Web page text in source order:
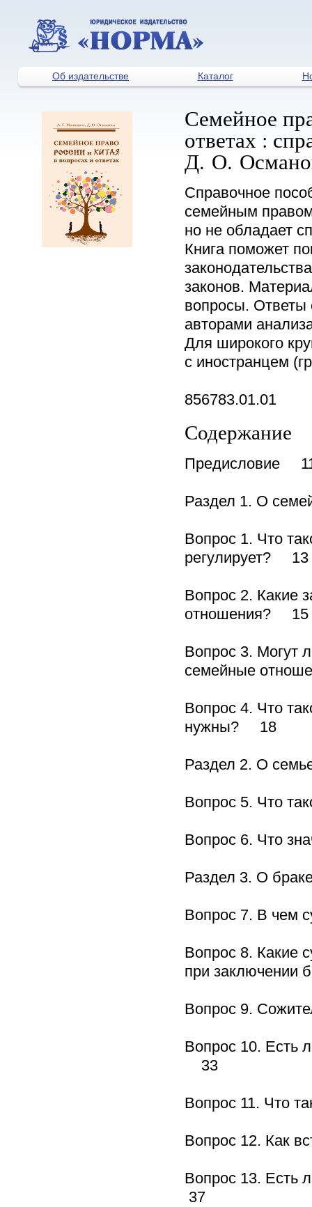
Об издательстве Каталог
Семейное
ответах :
Д. О.
Справочное
семейным
но не обладает
Книга поможет
законов.
вопросы. Ответы
авторами
Для широкого
с иностранцем
856783.01.01
Содержание
Предисловие
Раздел 1. О
Вопрос 1. Что
регулирует? 13
Вопрос 2. Какие
отношения? 15
Вопрос 3. Могут
семейные
Вопрос 4. Что
нужны? 18
Раздел 2. О
Вопрос 5. Что
Вопрос 6. Что
Раздел 3. О
Вопрос 7. В чем
Вопрос 8. Какие
при
Вопрос 9.
Вопрос 10. Есть
33
Вопрос 11. Что
Вопрос 12. Как
Вопрос 13. Есть
37